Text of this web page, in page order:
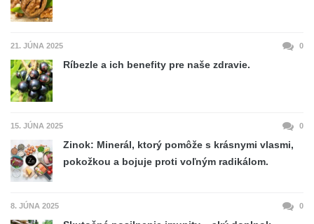
21. JÚNA 2025 0
Ríbezle a ich benefity pre naše zdravie.
15. JÚNA 2025 0
Zinok: Minerál, ktorý pomôže s krásnymi vlasmi,
pokožkou a bojuje proti voľným radikálom.
8. JÚNA 2025 0